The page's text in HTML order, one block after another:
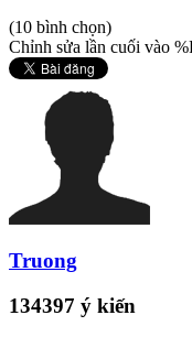
(10 bình chọn)
Chỉnh sửa lần cuối vào
Truong
134397 ý kiến